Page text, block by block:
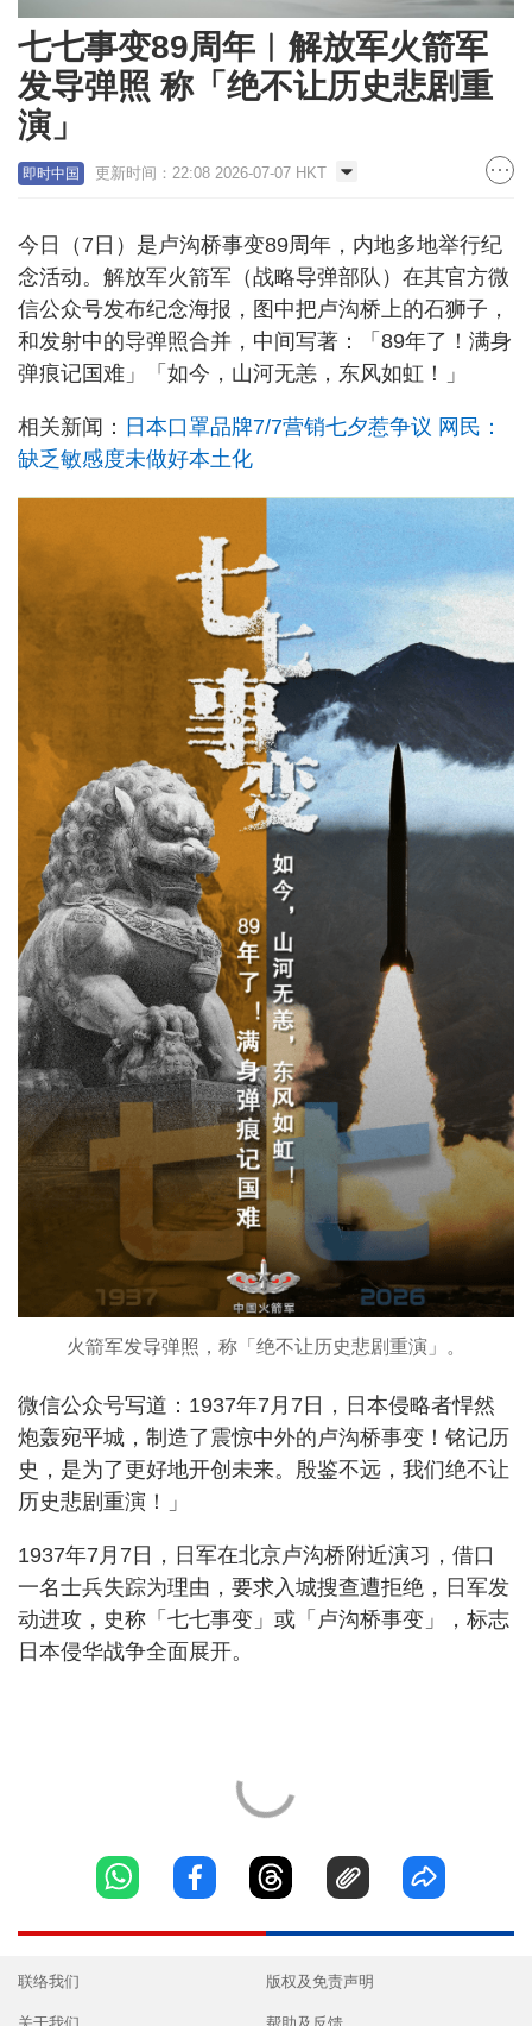
七七事变89周年︱解放军火箭军
发导弹照 称「绝不让历史悲剧重
演」
即时中国 更新时间：22:08 2026-07-07 HKT
今日（7日）是卢沟桥事变89周年，内地多地举行纪
念活动。解放军火箭军（战略导弹部队）在其官方微
信公众号发布纪念海报，图中把卢沟桥上的石狮子，
和发射中的导弹照合并，中间写著：「89年了！满身
弹痕记国难」「如今，山河无恙，东风如虹！」
相关新闻： 日本口罩品牌7/7营销七夕惹争议 网民：
缺乏敏感度未做好本土化
火箭军发导弹照，称「绝不让历史悲剧重演」。
微信公众号写道：1937年7月7日，日本侵略者悍然
炮轰宛平城，制造了震惊中外的卢沟桥事变！铭记历
史，是为了更好地开创未来。殷鉴不远，我们绝不让
历史悲剧重演！」
1937年7月7日，日军在北京卢沟桥附近演习，借口
一名士兵失踪为理由，要求入城搜查遭拒绝，日军发
动进攻，史称「七七事变」或「卢沟桥事变」，标志
日本侵华战争全面展开。
联络我们 版权及免责声明